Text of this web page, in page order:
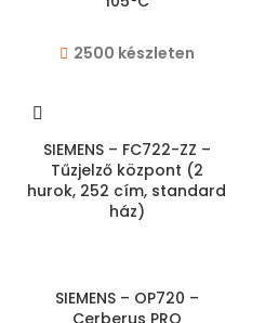
2500 készleten
SIEMENS – FC722-ZZ –
Tűzjelző központ (2
hurok, 252 cím, standard
ház)
SIEMENS – OP720 –
Cerberus PRO